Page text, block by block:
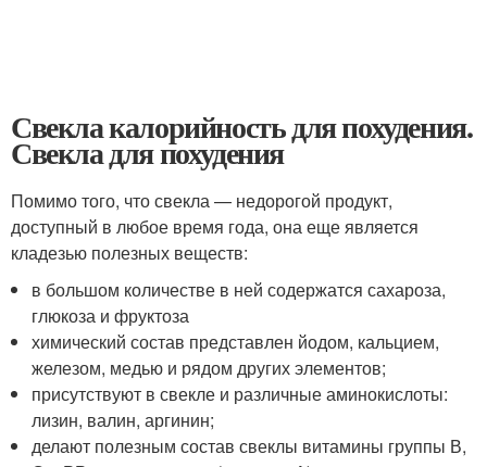
Свекла калорийность для похудения.
Свекла для похудения
Помимо того, что свекла — недорогой продукт,
доступный в любое время года, она еще является
кладезью полезных веществ:
в большом количестве в ней содержатся сахароза,
глюкоза и фруктоза
химический состав представлен йодом, кальцием,
железом, медью и рядом других элементов;
присутствуют в свекле и различные аминокислоты:
лизин, валин, аргинин;
делают полезным состав свеклы витамины группы В,